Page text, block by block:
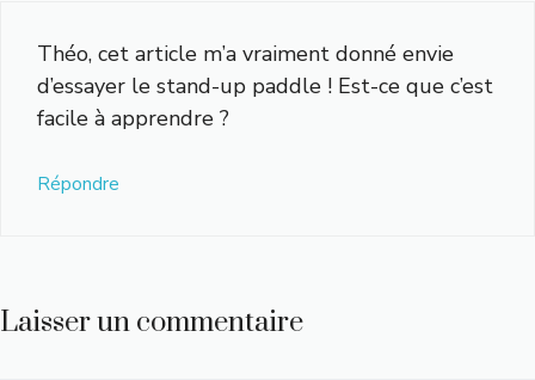
Théo, cet article m’a vraiment donné envie
d’essayer le stand-up paddle ! Est-ce que c’est
facile à apprendre ?
Répondre
Laisser un commentaire